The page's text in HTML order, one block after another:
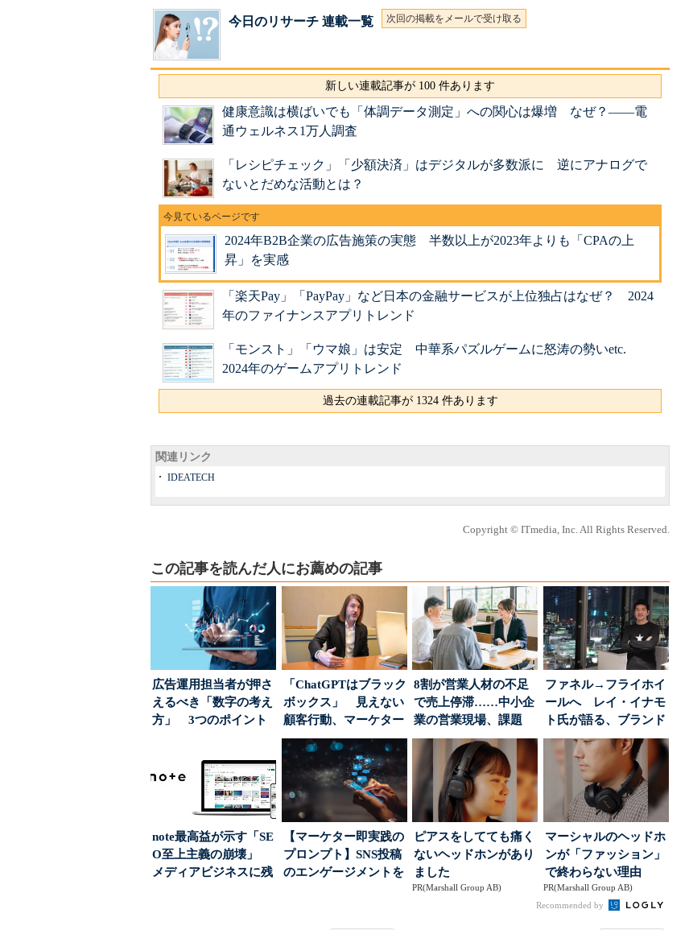
今日のリサーチ 連載一覧 次回の掲載をメールで受け取る
新しい連載記事が 100 件あります
健康意識は横ばいでも「体調データ測定」への関心は爆増 なぜ？――電
通ウェルネス1万人調査
「レシピチェック」「少額決済」はデジタルが多数派に 逆にアナログで
ないとだめな活動とは？
2024年B2B企業の広告施策の実態 半数以上が2023年よりも「CPAの上
昇」を実感
「楽天Pay」「PayPay」など日本の金融サービスが上位独占はなぜ？ 2024
年のファイナンスアプリトレンド
「モンスト」「ウマ娘」は安定 中華系パズルゲームに怒涛の勢いetc.
2024年のゲームアプリトレンド
過去の連載記事が 1324 件あります
関連リンク
IDEATECH
Copyright © ITmedia, Inc. All Rights Reserved.
この記事を読んだ人にお薦めの記事
広告運用担当者が押さ
えるべき「数字の考え
方」 3つのポイント
「ChatGPTはブラック
ボックス」 見えない
顧客行動、マーケター
に残された打ち...
8割が営業人材の不足
で売上停滞……中小企
業の営業現場、課題
は？
ファネル→フライホイ
ールへ レイ・イナモ
ト氏が語る、ブランド
が「信頼」を得るた
note最高益が示す「SE
O至上主義の崩壊」
メディアビジネスに残
【マーケター即実践の
プロンプト】SNS投稿
のエンゲージメントを
ピアスをしてても痛く
ないヘッドホンがあり
ました
PR(Marshall Group AB)
マーシャルのヘッドホ
ンが「ファッション」
で終わらない理由
PR(Marshall Group AB)
Recommended by